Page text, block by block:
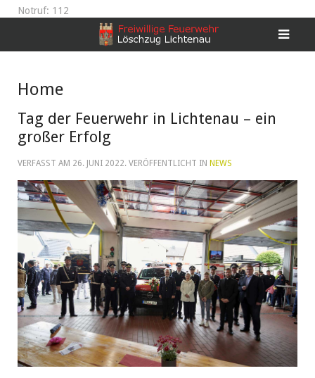
Notruf: 112
Home
Tag der Feuerwehr in Lichtenau – ein
großer Erfolg
VERFASST AM 26. JUNI 2022. VERÖFFENTLICHT IN NEWS